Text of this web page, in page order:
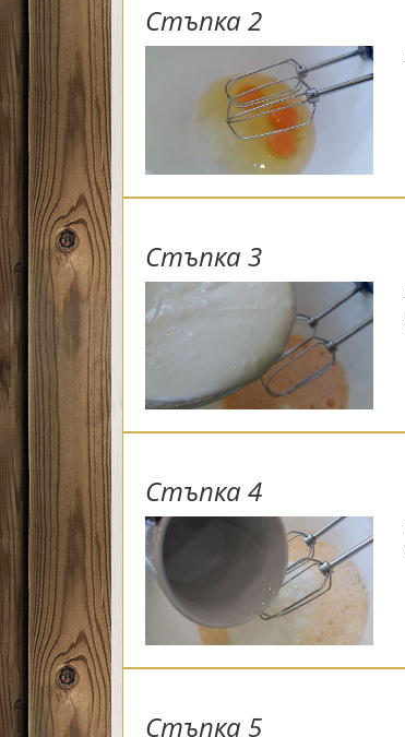
Стъпка 2
Стъпка 3
Стъпка 4
Стъпка 5